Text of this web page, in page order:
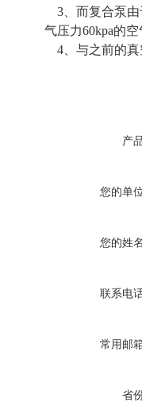
3、而复合泵
气压力60kpa的
4、与之前的真
产
您的单
您的姓
联系电
常用邮
省